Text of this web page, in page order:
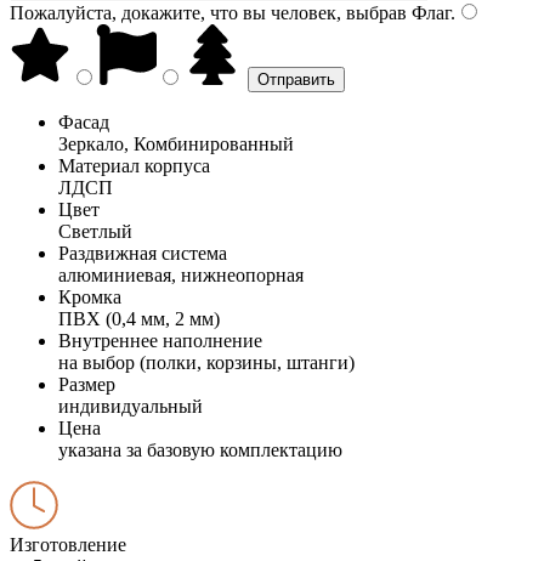
Пожалуйста, докажите, что вы человек, выбрав Флаг.
Фасад
Зеркало, Комбинированный
Материал корпуса
ЛДСП
Цвет
Светлый
Раздвижная система
алюминиевая, нижнеопорная
Кромка
ПВХ (0,4 мм, 2 мм)
Внутреннее наполнение
на выбор (полки, корзины, штанги)
Размер
индивидуальный
Цена
указана за базовую комплектацию
Изготовление